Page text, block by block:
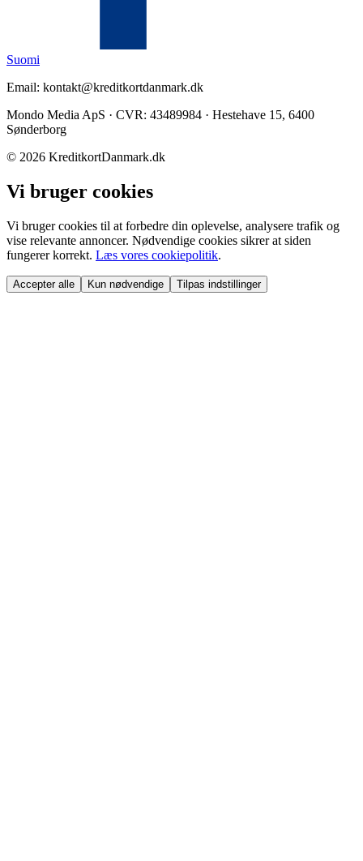
Suomi
Email: kontakt@kreditkortdanmark.dk
Mondo Media ApS · CVR: 43489984 · Hestehave 15, 6400
Sønderborg
© 2026 KreditkortDanmark.dk
Vi bruger cookies
Vi bruger cookies til at forbedre din oplevelse, analysere trafik og
vise relevante annoncer. Nødvendige cookies sikrer at siden
fungerer korrekt. Læs vores cookiepolitik.
Accepter alle Kun nødvendige Tilpas indstillinger